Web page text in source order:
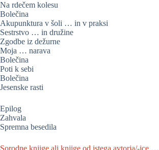
Na rdečem kolesu
Bolečina
Akupunktura v šoli … in v praksi
Sestrstvo … in družine
Zgodbe iz dežurne
Moja … narava
Bolečina
Poti k sebi
Bolečina
Jesenske rasti
Epilog
Zahvala
Spremna besedila